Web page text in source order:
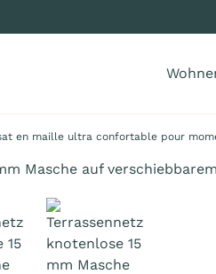
en maille ultra confortable pour